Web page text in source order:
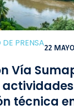
PRENSA22
Vía
técnica